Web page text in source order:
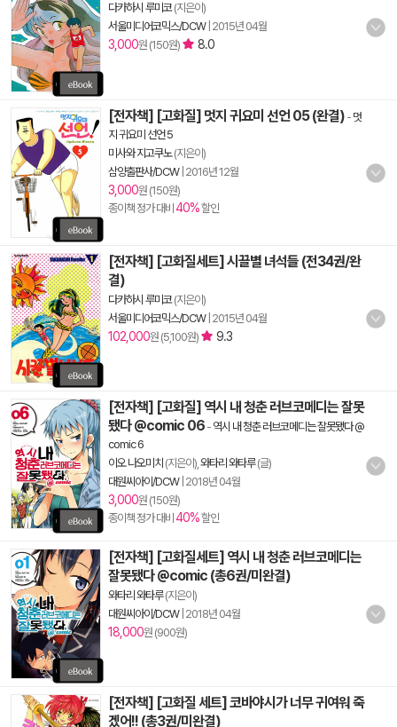
다카하시 루미코(지은이)
서울미디어코믹스/DCW| 2015년 04월
3,000원 (150원) 8.0
[전자책] [고화질] 멋지 귀요미 선언 05 (완결) - 멋
지 귀요미 선언 5
미사와 지고쿠노(지은이)
삼양출판사/DCW| 2016년 12월
3,000원 (150원)
종이책 정가 대비 40%할인
[전자책] [고화질세트] 시끌별 녀석들 (전34권/완
결)
다카하시 루미코(지은이)
서울미디어코믹스/DCW| 2015년 04월
102,000원 (5,100원) 9.3
[전자책] [고화질] 역시 내 청춘 러브코메디는 잘못
됐다 @comic 06 - 역시 내 청춘 러브코메디는 잘못됐다 @
comic 6
이오 나오미치 (지은이), 와타리 와타루(글)
대원씨아이/DCW| 2018년 04월
3,000원 (150원)
종이책 정가 대비 40%할인
[전자책] [고화질세트] 역시 내 청춘 러브코메디는
잘못됐다 @comic (총6권/미완결)
와타리 와타루(지은이)
대원씨아이/DCW| 2018년 04월
18,000원 (900원)
[전자책] [고화질 세트] 코바야시가 너무 귀여워 죽
겠어!! (총3권/미완결)